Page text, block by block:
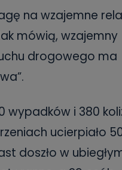
na wzajemne
mówią, wzajemny
drogowego ma
wypadków i 380
ucierpiało
doszło w